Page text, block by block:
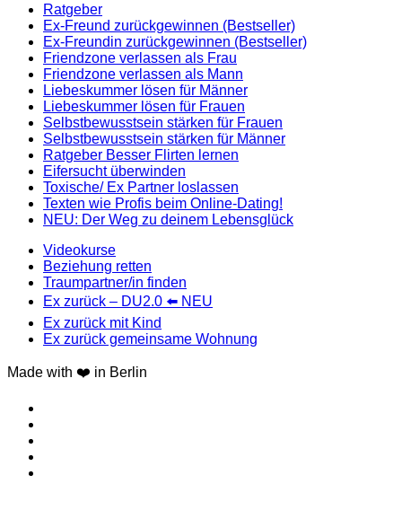
Ratgeber
Ex-Freund zurückgewinnen (Bestseller)
Ex-Freundin zurückgewinnen (Bestseller)
Friendzone verlassen als Frau
Friendzone verlassen als Mann
Liebeskummer lösen für Männer
Liebeskummer lösen für Frauen
Selbstbewusstsein stärken für Frauen
Selbstbewusstsein stärken für Männer
Ratgeber Besser Flirten lernen
Eifersucht überwinden
Toxische/ Ex Partner loslassen
Texten wie Profis beim Online-Dating!
NEU: Der Weg zu deinem Lebensglück
Videokurse
Beziehung retten
Traumpartner/in finden
Ex zurück – DU2.0 ⬅️ NEU
Ex zurück mit Kind
Ex zurück gemeinsame Wohnung
Made with ❤️ in Berlin